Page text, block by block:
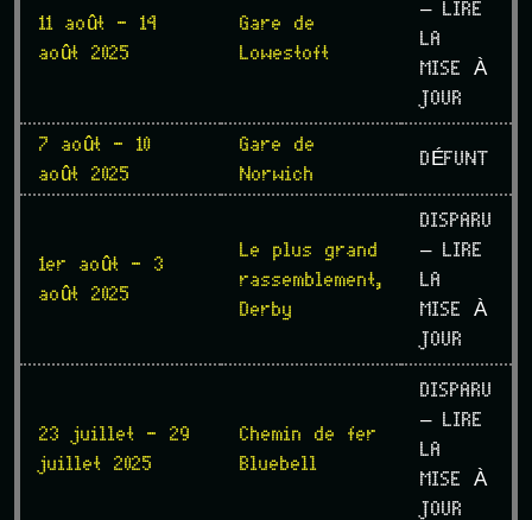
11 août - 14
août 2025
Gare de
Lowestoft
– LIRE
LA
MISE À
JOUR
7 août - 10
août 2025
Gare de
Norwich
DÉFUNT
1er août - 3
août 2025
Le plus grand
rassemblement,
Derby
DISPARU
– LIRE
LA
MISE À
JOUR
23 juillet - 29
juillet 2025
Chemin de fer
Bluebell
DISPARU
– LIRE
LA
MISE À
JOUR